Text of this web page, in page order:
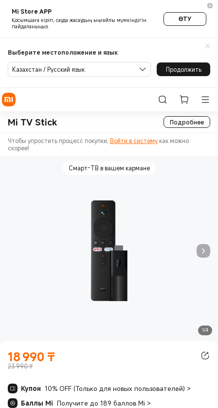
Mi Store APP
Қосымшаға кіріп, сауда жасаудың ыңғайлы мүмкіндігін
пайдаланыңыз.
ӨТУ
Выберите местоположение и язык
Казахстан / Русский язык Продолжить
Mi TV Stick Подробнее
Чтобы упростить процесс покупки, Войти в систему как можно
скорее!
1/4
Смарт-ТВ в вашем кармане
18 990 ₸
Current Price ₸18990.00
23 990 ₸
Купон 10% OFF (Только для новых пользователей) >
Баллы Mi Получите до 189 баллов Mi >